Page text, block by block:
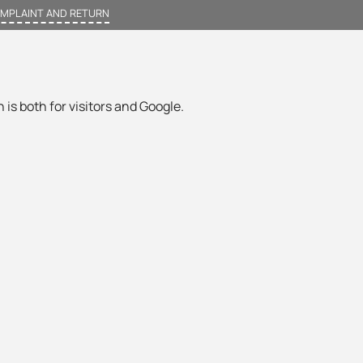
AND RETURN
both for visitors and Google.